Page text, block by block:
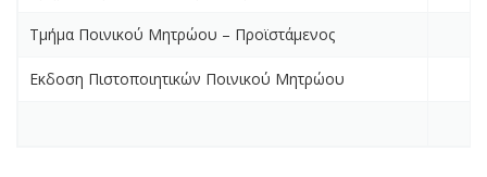
Τμήμα Ποινικού Μητρώου – Προϊστάμενος
Εκδοση Πιστοποιητικών Ποινικού Μητρώου